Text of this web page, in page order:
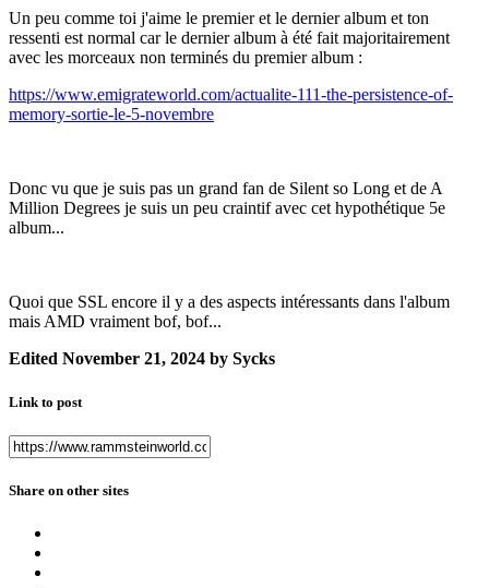
Un peu comme toi j'aime le premier et le dernier album et ton
ressenti est normal car le dernier album à été fait majoritairement
avec les morceaux non terminés du premier album :
https://www.emigrateworld.com/actualite-111-the-persistence-of-
memory-sortie-le-5-novembre
Donc vu que je suis pas un grand fan de Silent so Long et de A
Million Degrees je suis un peu craintif avec cet hypothétique 5e
album...
Quoi que SSL encore il y a des aspects intéressants dans l'album
mais AMD vraiment bof, bof...
Edited November 21, 2024 by Sycks
Link to post
Share on other sites